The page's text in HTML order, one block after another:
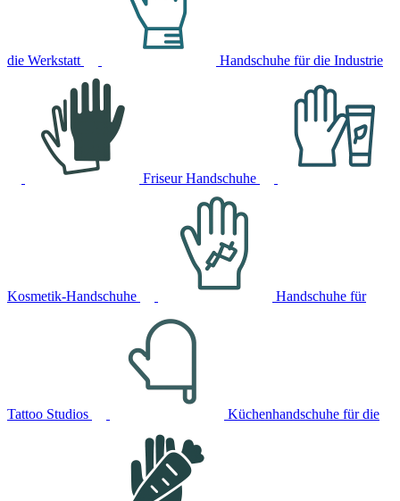
die Werkstatt Handschuhe für die Industrie
Friseur Handschuhe
Kosmetik-Handschuhe Handschuhe für
Tattoo Studios Küchenhandschuhe für die